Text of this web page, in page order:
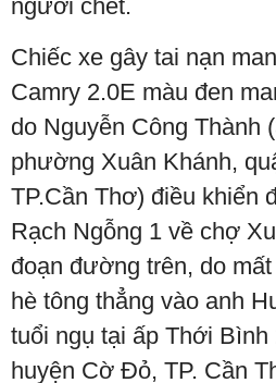
người chết.
Chiếc xe gây tai nạn
Camry 2.0E màu đen
do Nguyễn Công Thành
phường Xuân Khánh,
TP.Cần Thơ) điều khiển
Rạch Ngỗng 1 về chợ
đoạn đường trên, do
hè tông thẳng vào anh
tuổi ngụ tại ấp Thới
huyện Cờ Đỏ, TP. Cần